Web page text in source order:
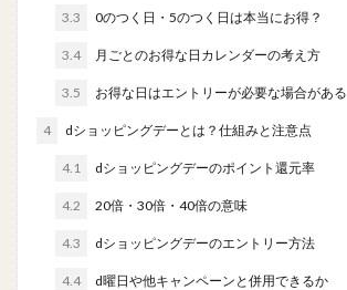
3.3 0のつく日・5のつく日は本当にお得？
3.4 月ごとのお得な日カレンダーの考え方
3.5 お得な日はエントリーが必要な場合がある
4 dショッピングデーとは？仕組みと注意点
4.1 dショッピングデーのポイント還元率
4.2 20倍・30倍・40倍の意味
4.3 dショッピングデーのエントリー方法
4.4 d曜日や他キャンペーンと併用できるか